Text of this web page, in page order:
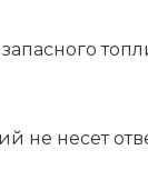
несет